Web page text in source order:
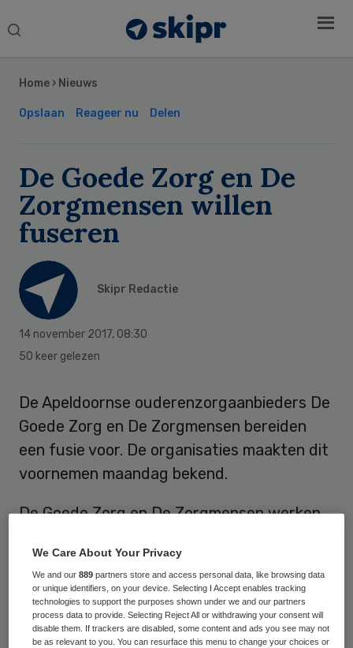
Search
Home › Nieuws
Opslaan Reageer nu Delen
De Goede Zorg en De
Zorgmensen willen
fuseren
Skipr Redactie
14 november 2017, 08:30
50 keer gelezen
De Apeldoornse ouderenzorgaanbieders De
Goede Zorg en De Zorgmensen bereiden
een fusie voor. De organisaties maakten dit
voornemen maandag bekend.
De Goede Zorg en De Zorgmensen werken
samen. Deze samenwerking bevalt zo goed
dat de bestuurders van beide organisaties
nu van plan zijn volledig juridisch te
fuseren.
Sidebar
We Care About Your Privacy
We and our889 partners store and access personal data, like browsing data
or unique identifiers, on your device. Selecting I Accept enables tracking
technologies to support the purposes shown under we and our partners
process data to provide. Selecting Reject All or withdrawing your consent will
disable them. If trackers are disabled, some content and ads you see may not
be as relevant to you. You can resurface this menu to change your choices or